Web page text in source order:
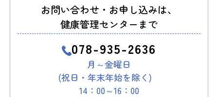
お問い合わせ・お申し込みは、
健康管理センターまで
078-935-2636
月～金曜日
(祝日・年末年始を除く)
14：00～16：00